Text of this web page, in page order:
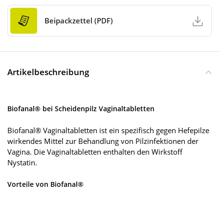
Beipackzettel (PDF)
Artikelbeschreibung
Biofanal® bei Scheidenpilz Vaginaltabletten
Biofanal® Vaginaltabletten ist ein spezifisch gegen Hefepilze
wirkendes Mittel zur Behandlung von Pilzinfektionen der
Vagina. Die Vaginaltabletten enthalten den Wirkstoff
Nystatin.
Vorteile von Biofanal®